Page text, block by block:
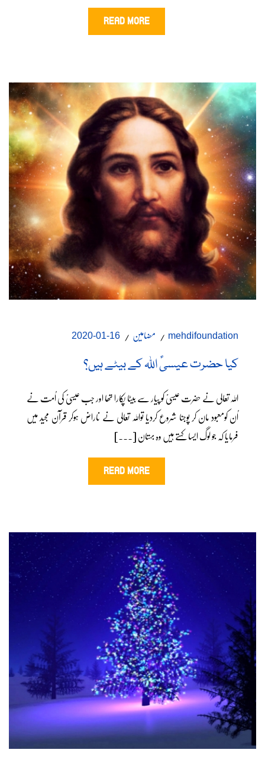
READ MORE
mehdifoundation مضامین 16-01-2020
کیا حضرت عیسیؑ اللہ کے بیٹے ہیں؟
اللہ تعالی نے حضرت عیسٰیؑ کو پیار سے بیٹا پکارا تھا اور جب عیسٰیؑ کی اُمت نے
اُن کومعبود مان کر پوجنا شروع کردیا تواللہ تعالی نے ناراض ہوکر قرآن مجید میں
فرمایا کہ جو لوگ ایسا کہتے ہیں وہ بہتان [...]
READ MORE